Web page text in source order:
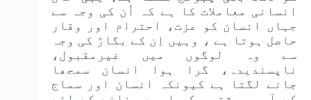
انسانی معاملات کا ہے کہ اُن کی وجہ سے
جہاں انسان کو عزت، احترام اور وقار
حاصل ہوتا ہے ، وہیں اِن کے بگاڑ کی وجہ
سے وہ لوگوں میں غیرمقبول،
ناپسندیدہ، گرا ہوا انسان سمجھا
جانے لگتا ہے کیونکہ انسان اور سماج